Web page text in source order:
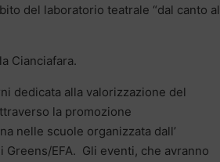
del laboratorio teatrale “dal canto al
Cianciafara.
dedicata alla valorizzazione del
la promozione
nelle scuole organizzata dall’
EFA. Gli eventi, che avranno